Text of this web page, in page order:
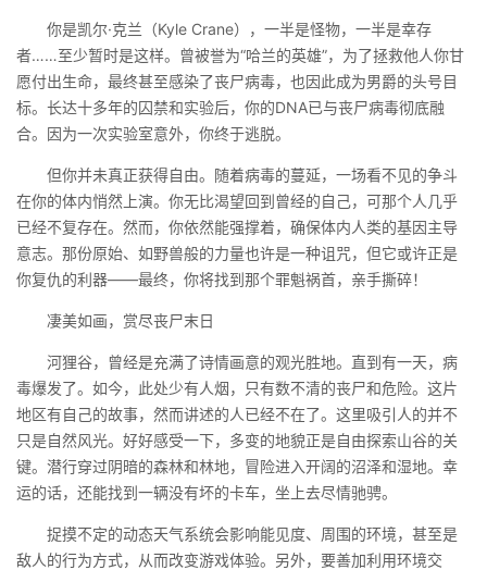
你是凯尔·克兰（Kyle Crane），一半是怪物，一半是幸存
者……至少暂时是这样。曾被誉为“哈兰的英雄”，为了拯救他人你甘
愿付出生命，最终甚至感染了丧尸病毒，也因此成为男爵的头号目
标。长达十多年的囚禁和实验后，你的DNA已与丧尸病毒彻底融
合。因为一次实验室意外，你终于逃脱。
但你并未真正获得自由。随着病毒的蔓延，一场看不见的争斗
在你的体内悄然上演。你无比渴望回到曾经的自己，可那个人几乎
已经不复存在。然而，你依然能强撑着，确保体内人类的基因主导
意志。那份原始、如野兽般的力量也许是一种诅咒，但它或许正是
你复仇的利器——最终，你将找到那个罪魁祸首，亲手撕碎！
凄美如画，赏尽丧尸末日
河狸谷，曾经是充满了诗情画意的观光胜地。直到有一天，病
毒爆发了。如今，此处少有人烟，只有数不清的丧尸和危险。这片
地区有自己的故事，然而讲述的人已经不在了。这里吸引人的并不
只是自然风光。好好感受一下，多变的地貌正是自由探索山谷的关
键。潜行穿过阴暗的森林和林地，冒险进入开阔的沼泽和湿地。幸
运的话，还能找到一辆没有坏的卡车，坐上去尽情驰骋。
捉摸不定的动态天气系统会影响能见度、周围的环境，甚至是
敌人的行为方式，从而改变游戏体验。另外，要善加利用环境交